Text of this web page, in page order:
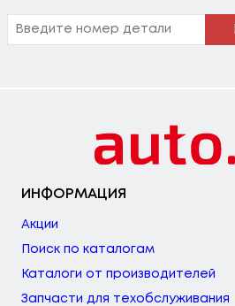
ИНФОРМАЦИЯ
Акции
Поиск по каталогам
Каталоги от производителей
Запчасти для техобслуживания